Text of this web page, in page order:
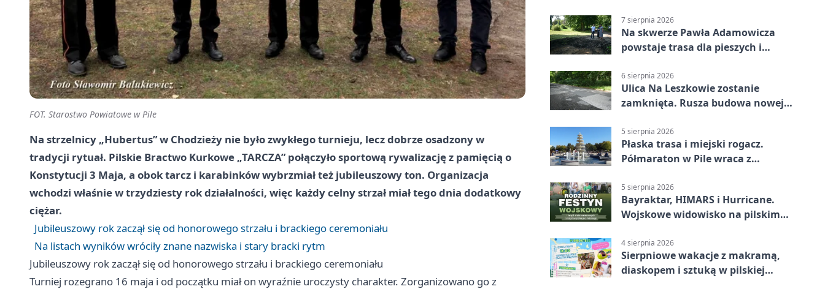
FOT. Starostwo Powiatowe w Pile
Na strzelnicy „Hubertus” w Chodzieży nie było zwykłego turnieju, lecz dobrze osadzony w
tradycji rytuał. Pilskie Bractwo Kurkowe „TARCZA” połączyło sportową rywalizację z pamięcią o
Konstytucji 3 Maja, a obok tarcz i karabinków wybrzmiał też jubileuszowy ton. Organizacja
wchodzi właśnie w trzydziesty rok działalności, więc każdy celny strzał miał tego dnia dodatkowy
ciężar.
Jubileuszowy rok zaczął się od honorowego strzału i brackiego ceremoniału
Na listach wyników wróciły znane nazwiska i stary bracki rytm
Jubileuszowy rok zaczął się od honorowego strzału i brackiego ceremoniału
Turniej rozegrano 16 maja i od początku miał on wyraźnie uroczysty charakter. Zorganizowano go z
7 sierpnia 2026
Na skwerze Pawła Adamowicza
powstaje trasa dla pieszych i
6 sierpnia 2026
Ulica Na Leszkowie zostanie
zamknięta. Rusza budowa nowej
5 sierpnia 2026
Płaska trasa i miejski rogacz.
Półmaraton w Pile wraca z
5 sierpnia 2026
Bayraktar, HIMARS i Hurricane.
Wojskowe widowisko na pilskim
4 sierpnia 2026
Sierpniowe wakacje z makramą,
diaskopem i sztuką w pilskiej